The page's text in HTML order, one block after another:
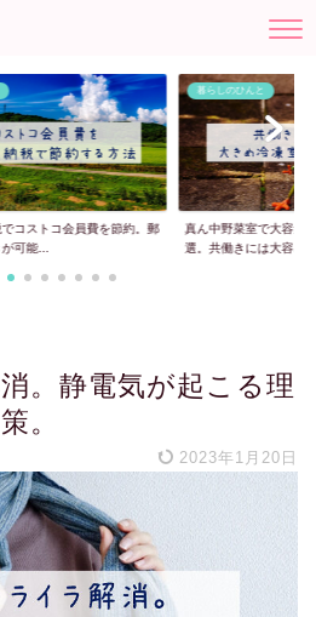
でコストコ会員費を節約。郵
可能...
暮らしのひんと
真ん中野菜室で大容量
選。共働きには大容...
。静電気が起こる理
。
2023年1月20日